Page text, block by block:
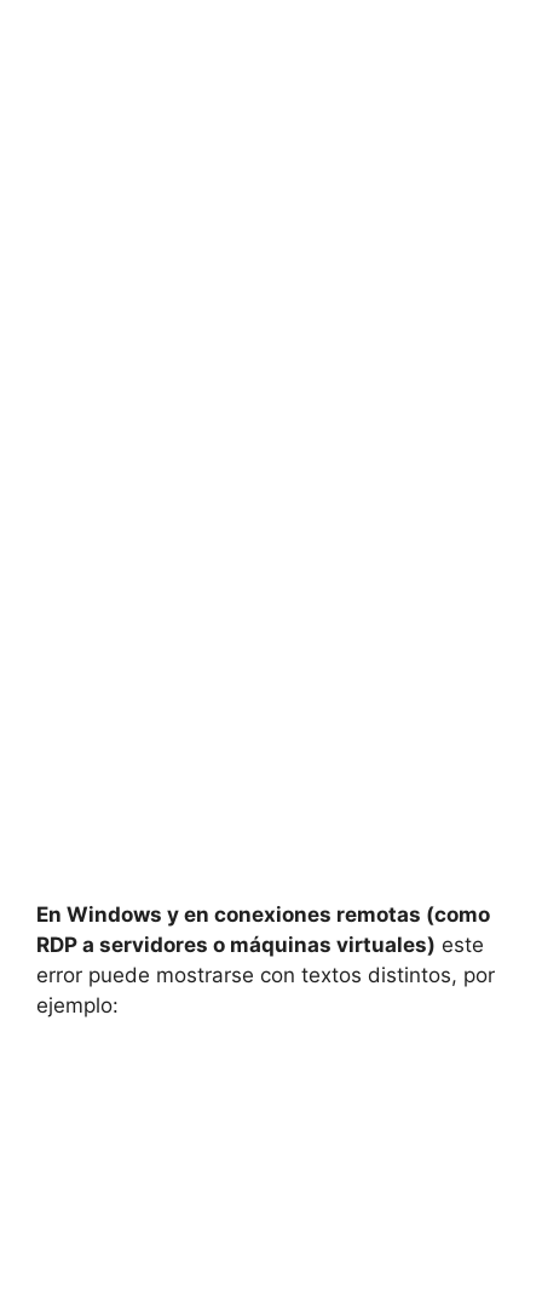
En Windows y en conexiones remotas (como
RDP a servidores o máquinas virtuales) este
error puede mostrarse con textos distintos, por
ejemplo: